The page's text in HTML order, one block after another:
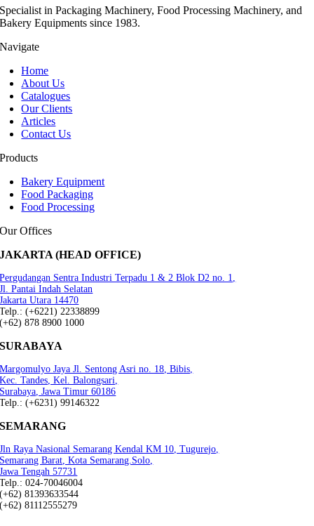
Specialist in Packaging Machinery, Food Processing Machinery, and
Bakery Equipments since 1983.
Navigate
Home
About Us
Catalogues
Our Clients
Articles
Contact Us
Products
Bakery Equipment
Food Packaging
Food Processing
Our Offices
JAKARTA (HEAD OFFICE)
Pergudangan Sentra Industri Terpadu 1 & 2 Blok D2 no. 1,
Jl. Pantai Indah Selatan
Jakarta Utara 14470
Telp.: (+6221) 22338899
(+62) 878 8900 1000
SURABAYA
Margomulyo Jaya Jl. Sentong Asri no. 18, Bibis,
Kec. Tandes, Kel. Balongsari,
Surabaya, Jawa Timur 60186
Telp.: (+6231) 99146322
SEMARANG
Jln Raya Nasional Semarang Kendal KM 10, Tugurejo,
Semarang Barat, Kota Semarang.Solo,
Jawa Tengah 57731
Telp.: 024-70046004
(+62) 81393633544
(+62) 81112555279